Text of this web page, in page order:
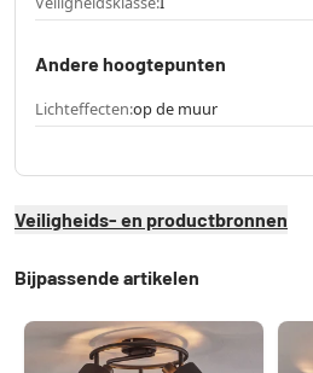
Andere hoogtepunten
Lichteffecten:op de muur
Veiligheids- en productbronnen
Bijpassende artikelen